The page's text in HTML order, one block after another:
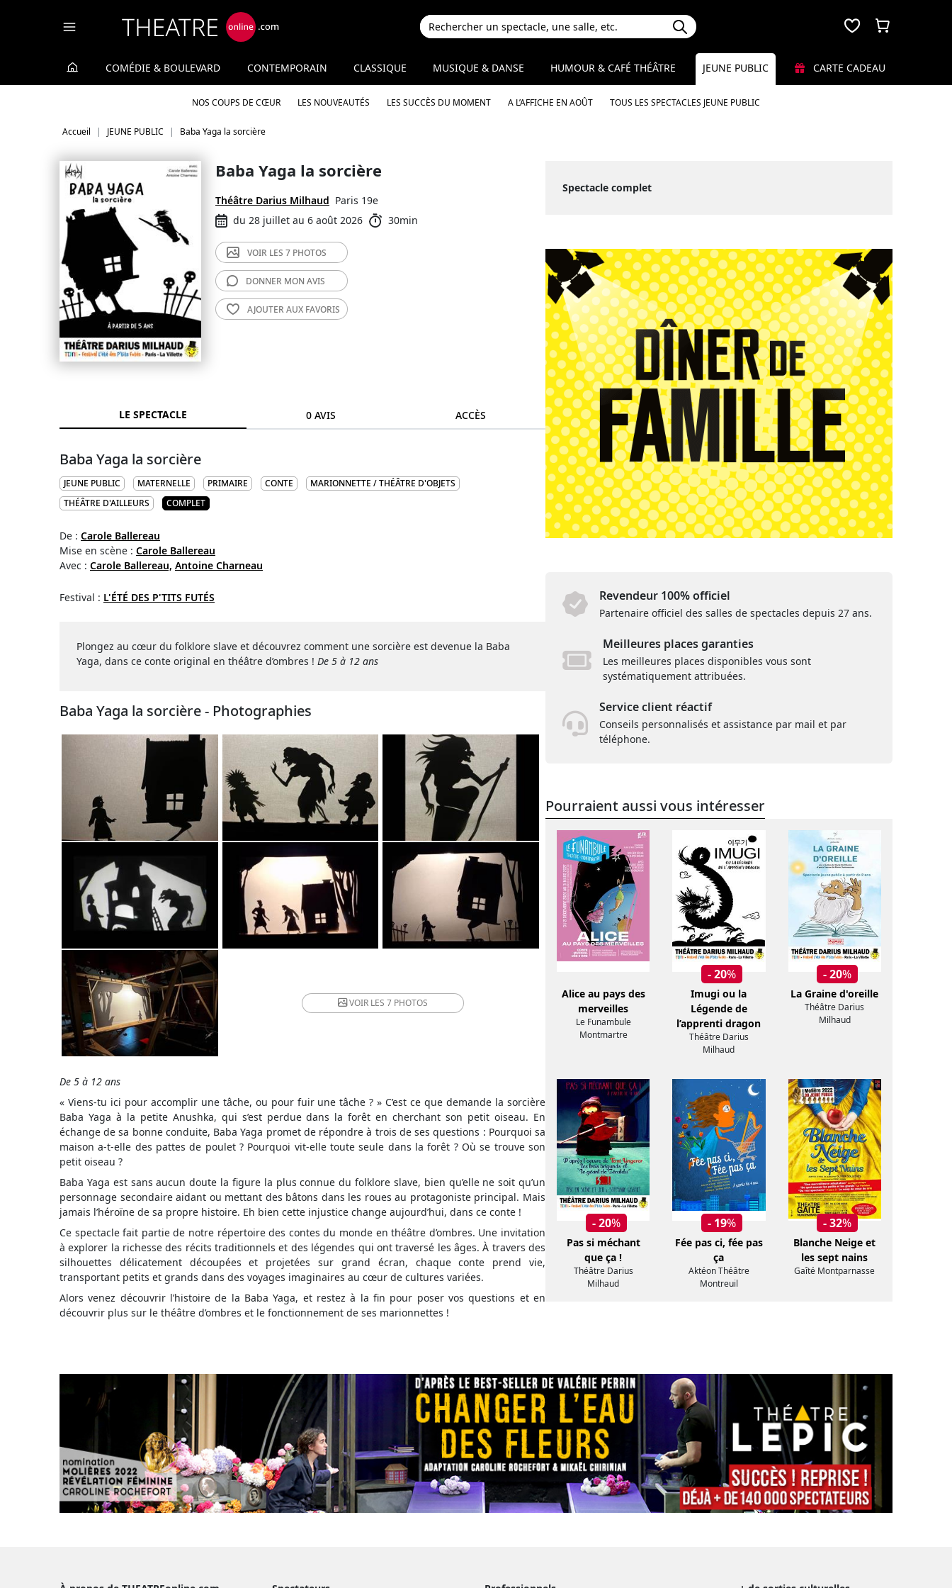
COMÉDIE & BOULEVARD CONTEMPORAIN CLASSIQUE MUSIQUE & DANSE HUMOUR & CAFÉ THÉÂTRE JEUNE PUBLIC
NOS COUPS DE CŒUR LES NOUVEAUTÉS LES SUCCÈS DU MOMENT A L’AFFICHE EN AOÛT TOUS LES SPECTACLES JEUNE PUBLIC
CARTE CADEAU
Accueil JEUNE PUBLIC Baba Yaga la sorcière
Baba Yaga la sorcière
Théâtre Darius Milhaud Paris 19e
du 28 juillet au 6 août 2026
30min
VOIR LES 7 PHOTOS
DONNER MON AVIS
AJOUTER AUX FAVORIS
LE SPECTACLE 0 AVIS ACCÈS
Baba Yaga la sorcière
JEUNE PUBLIC MATERNELLE PRIMAIRE CONTE
MARIONNETTE / THÉÂTRE D'OBJETS
THÉÂTRE D'AILLEURS
COMPLET
De : Carole Ballereau
Mise en scène : Carole Ballereau
Avec : Carole Ballereau, Antoine Charneau
Festival : L'ÉTÉ DES P'TITS FUTÉS
Plongez au cœur du folklore slave et découvrez comment une sorcière est devenue la Baba
Yaga, dans ce conte original en théâtre d’ombres ! De 5 à 12 ans
Baba Yaga la sorcière - Photographies
VOIR LES 7 PHOTOS
De 5 à 12 ans
« Viens-tu ici pour accomplir une tâche, ou pour fuir une tâche ? » C’est ce que demande la sorcière
Baba Yaga à la petite Anushka, qui s’est perdue dans la forêt en cherchant son petit oiseau. En
échange de sa bonne conduite, Baba Yaga promet de répondre à trois de ses questions : Pourquoi sa
maison a-t-elle des pattes de poulet ? Pourquoi vit-elle toute seule dans la forêt ? Où se trouve son
petit oiseau ?
Baba Yaga est sans aucun doute la figure la plus connue du folklore slave, bien qu’elle ne soit qu’un
personnage secondaire aidant ou mettant des bâtons dans les roues au protagoniste principal. Mais
jamais l’héroïne de sa propre histoire. Eh bien cette injustice change aujourd’hui, dans ce conte !
Ce spectacle fait partie de notre répertoire des contes du monde en théâtre d’ombres. Une invitation
à explorer la richesse des récits traditionnels et des légendes qui ont traversé les âges. À travers des
silhouettes délicatement découpées et projetées sur grand écran, chaque conte prend vie,
transportant petits et grands dans des voyages imaginaires au cœur de cultures variées.
Alors venez découvrir l’histoire de la Baba Yaga, et restez à la fin pour poser vos questions et en
découvrir plus sur le théâtre d’ombres et le fonctionnement de ses marionnettes !
Spectacle complet
Revendeur 100% officiel
Partenaire officiel des salles de spectacles depuis 27 ans.
Meilleures places garanties
Les meilleures places disponibles vous sont
systématiquement attribuées.
Service client réactif
Conseils personnalisés et assistance par mail et par
téléphone.
Pourraient aussi vous intéresser
Alice au pays des
merveilles
Le Funambule
Montmartre
- 20%
Imugi ou la
Légende de
l’apprenti dragon
Théâtre Darius
Milhaud
- 20%
La Graine d'oreille
Théâtre Darius
Milhaud
- 20%
Pas si méchant
que ça !
Théâtre Darius
Milhaud
- 19%
Fée pas ci, fée pas
ça
Aktéon Théâtre
Montreuil
- 32%
Blanche Neige et
les sept nains
Gaîté Montparnasse